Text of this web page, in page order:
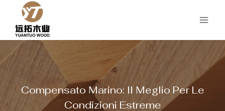
contenuto
Compensato Marino: Il Meglio Per Le
Condizioni Estreme